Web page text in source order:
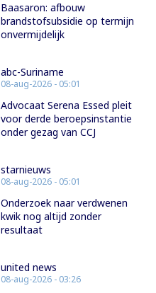
Baasaron: afbouw
brandstofsubsidie op termijn
onvermijdelijk
abc-Suriname
08-aug-2026 - 05:01
Advocaat Serena Essed pleit
voor derde beroepsinstantie
onder gezag van CCJ
starnieuws
08-aug-2026 - 05:01
Onderzoek naar verdwenen
kwik nog altijd zonder
resultaat
united news
08-aug-2026 - 03:26